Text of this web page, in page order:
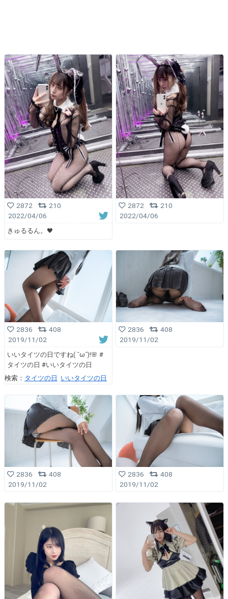
2872
210
2022/04/06
きゅるるん。🖤
2872
210
2022/04/06
2836
408
2019/11/02
いいタイツの日ですね( ˘ω˘)!🌸 #
タイツの日 #いいタイツの日
検索： タイツの日 いいタイツの日
2836
408
2019/11/02
2836
408
2019/11/02
2836
408
2019/11/02